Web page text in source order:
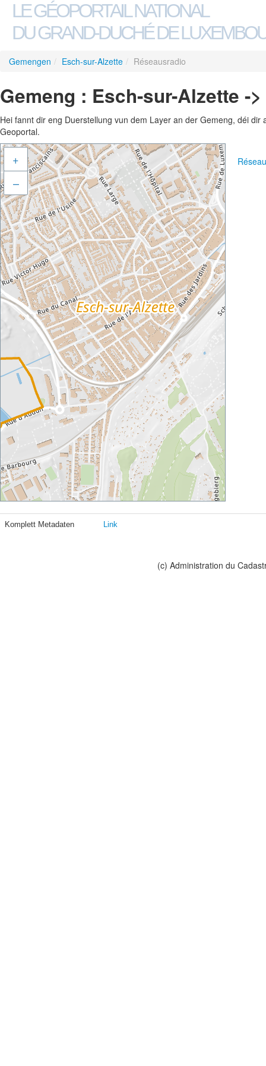
LE GÉOPORTAIL NATIONAL
DU GRAND-DUCHÉ DE
Gemengen / Esch-sur-Alzette / Réseausradio
Gemeng : Esch-sur-Alzette -
Hei fannt dir eng Duerstellung vun dem Layer an der Gemeng, déi
Geoportal.
+
–
Komplett Metadaten Link
(c) Administration du